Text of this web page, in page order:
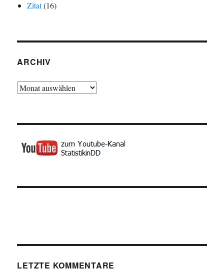
Zitat(16)
ARCHIV
Archiv
LETZTE KOMMENTARE